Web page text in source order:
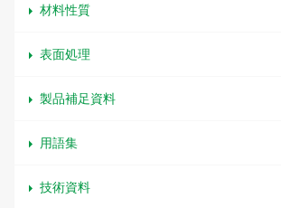
材料性質
表面処理
製品補足資料
用語集
技術資料